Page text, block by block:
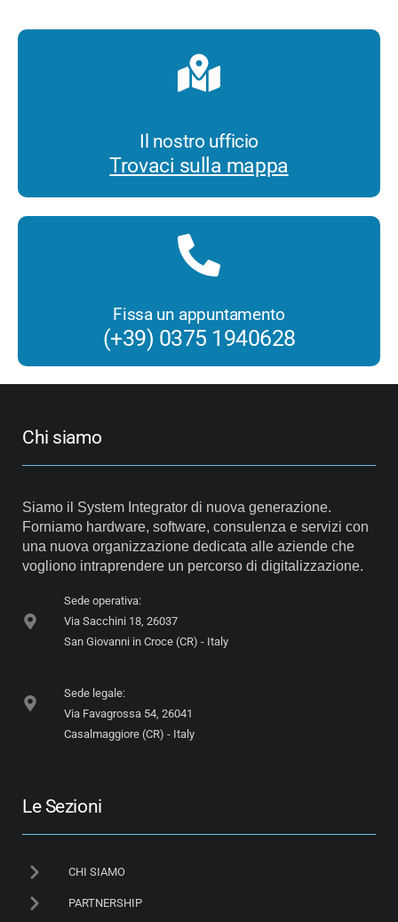
Il nostro ufficio
Trovaci sulla mappa
Fissa un appuntamento
(+39) 0375 1940628
Chi siamo
Siamo il System Integrator di nuova generazione.
Forniamo hardware, software, consulenza e servizi con
una nuova organizzazione dedicata alle aziende che
vogliono intraprendere un percorso di digitalizzazione.
Sede operativa:
Via Sacchini 18, 26037
San Giovanni in Croce (CR) - Italy
Sede legale:
Via Favagrossa 54, 26041
Casalmaggiore (CR) - Italy
Le Sezioni
CHI SIAMO
PARTNERSHIP